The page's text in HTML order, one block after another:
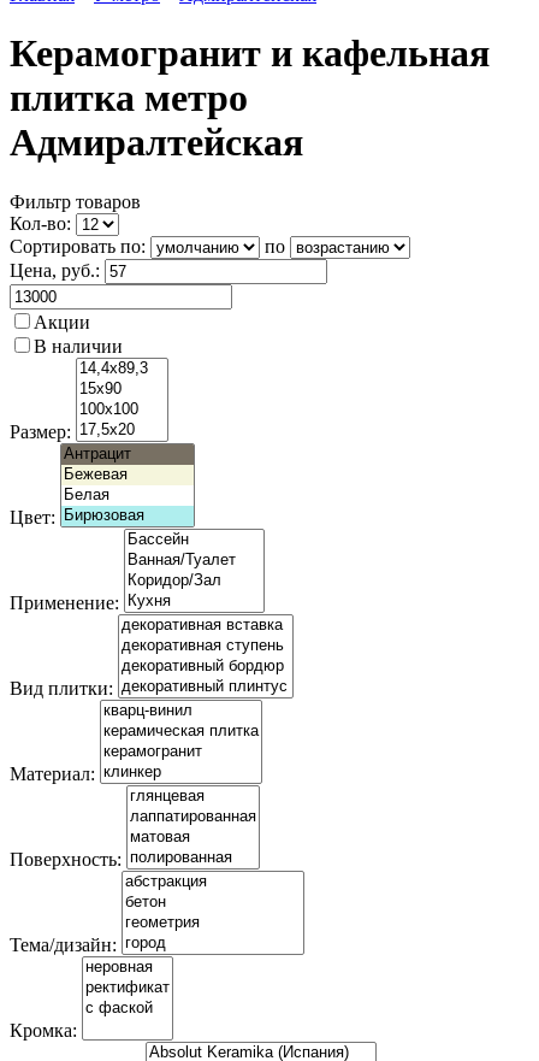
Керамогранит и кафельная
плитка метро
Адмиралтейская
Фильтр товаров
Кол-во:
Сортировать по:
по
Цена, руб.:
Акции
В наличии
Размер:
Цвет:
Применение:
Вид плитки:
Материал:
Поверхность:
Тема/дизайн:
Кромка: